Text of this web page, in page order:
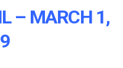
– MARCH 1,